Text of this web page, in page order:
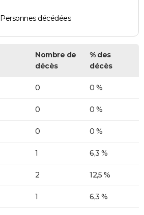
Personnes décédées
Nombre de
décès
% des
décès
0 0 %
0 0 %
0 0 %
1 6,3 %
2 12,5 %
1 6,3 %